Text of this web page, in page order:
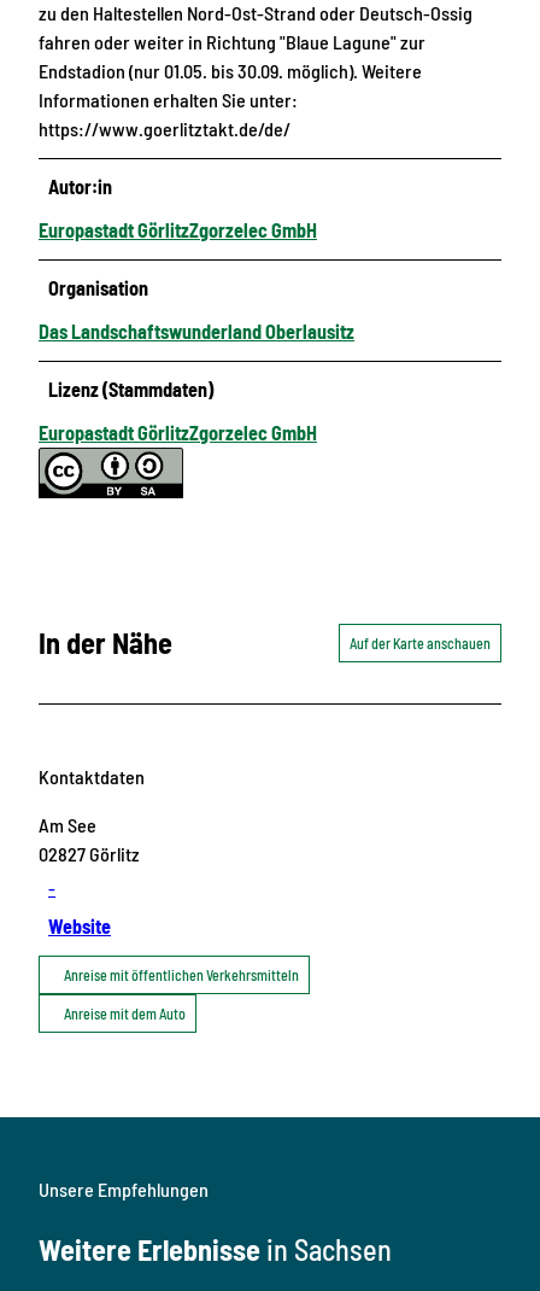
zu den Haltestellen Nord-Ost-Strand oder Deutsch-Ossig
fahren oder weiter in Richtung "Blaue Lagune" zur
Endstadion (nur 01.05. bis 30.09. möglich). Weitere
Informationen erhalten Sie unter:
https://www.goerlitztakt.de/de/
Autor:in
Europastadt GörlitzZgorzelec GmbH
Organisation
Das Landschaftswunderland Oberlausitz
Lizenz (Stammdaten)
Europastadt GörlitzZgorzelec GmbH
In der Nähe Auf der Karte anschauen
Kontaktdaten
Am See
02827Görlitz
-
Website
Anreise mit öffentlichen Verkehrsmitteln
Anreise mit dem Auto
Unsere Empfehlungen
Weitere Erlebnisse in Sachsen